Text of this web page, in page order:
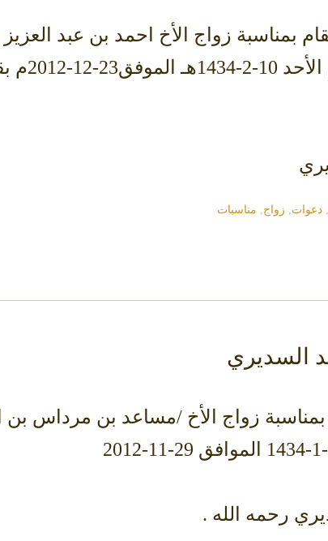
بمناسبة زواج الأخ احمد بن عبد
تمام
, دعوات, زواج, مناسبات
السديري
زواج الأخ /مساعد بن مرداس
رحمه الله .